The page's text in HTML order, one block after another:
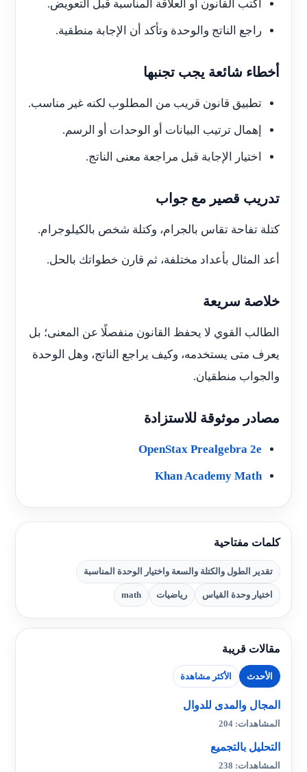
اكتب القانون أو العلاقة المناسبة قبل التعويض.
راجع الناتج والوحدة وتأكد أن الإجابة منطقية.
أخطاء شائعة يجب تجنبها
تطبيق قانون قريب من المطلوب لكنه غير مناسب.
إهمال ترتيب البيانات أو الوحدات أو الرسم.
اختيار الإجابة قبل مراجعة معنى الناتج.
تدريب قصير مع جواب
كتلة تفاحة تقاس بالجرام، وكتلة شخص بالكيلوجرام.
أعد المثال بأعداد مختلفة، ثم قارن خطواتك بالحل.
خلاصة سريعة
الطالب القوي لا يحفظ القانون منفصلًا عن المعنى؛ بل
يعرف متى يستخدمه، وكيف يراجع الناتج، وهل الوحدة
والجواب منطقيان.
مصادر موثوقة للاستزادة
OpenStax Prealgebra 2e
Khan Academy Math
كلمات مفتاحية
تقدير الطول والكتلة والسعة واختيار الوحدة المناسبة
اختيار وحدة القياس رياضيات math
مقالات قريبة
الأحدث الأكثر مشاهدة
المجال والمدى للدوال
المشاهدات: 204
التحليل بالتجميع
المشاهدات: 238